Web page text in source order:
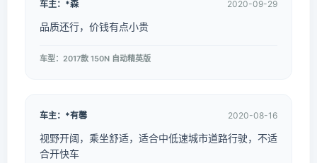
车主：*森 2020-09-29
品质还行，价钱有点小贵
车型：2017款 150N 自动精英版
车主：*有馨 2020-08-16
视野开阔，乘坐舒适，适合中低速城市道路行驶，不适
合开快车